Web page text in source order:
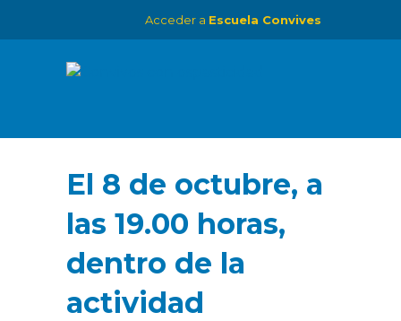
Acceder a Escuela Convives
El 8 de octubre, a
las 19.00 horas,
dentro de la
actividad